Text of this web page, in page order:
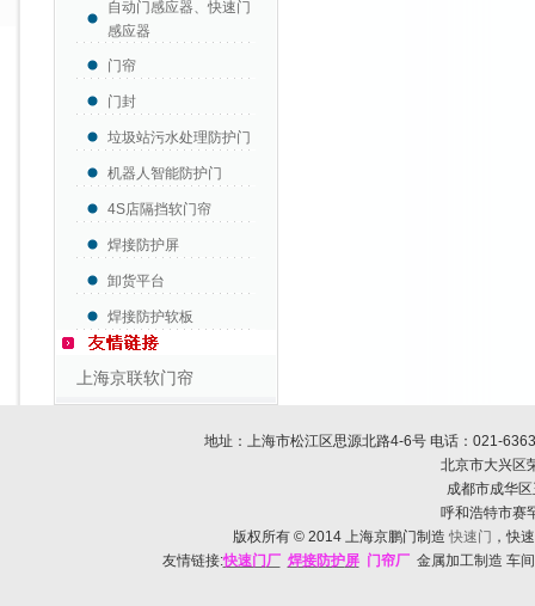
自动门感应器、快速门
感应器
门帘
门封
垃圾站污水处理防护门
机器人智能防护门
4S店隔挡软门帘
焊接防护屏
卸货平台
焊接防护软板
上海京联软门帘
地址：上海市松江区思源北路4-6号 电话： 021-
北京市大兴区
成都市成华区
呼和浩特市赛
版权所有 © 2014 上海京鹏门制造 快速门 ，快
友情链接:快速门 厂 焊接防护屏 门帘厂 金属加工制造 车